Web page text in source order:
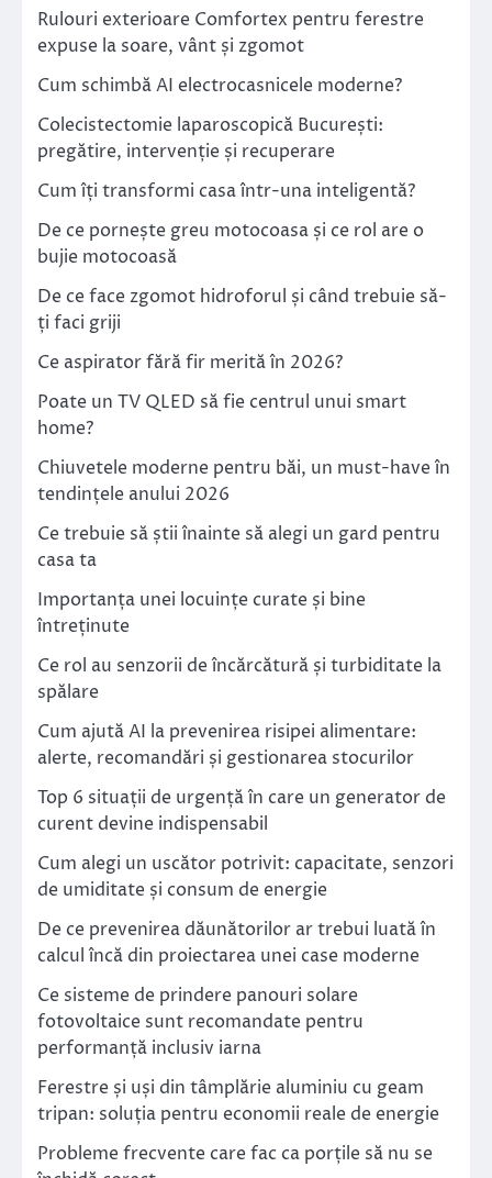
Rulouri exterioare Comfortex pentru ferestre
expuse la soare, vânt și zgomot
Cum schimbă AI electrocasnicele moderne?
Colecistectomie laparoscopică București:
pregătire, intervenție și recuperare
Cum îți transformi casa într-una inteligentă?
De ce pornește greu motocoasa și ce rol are o
bujie motocoasă
De ce face zgomot hidroforul și când trebuie să-
ți faci griji
Ce aspirator fără fir merită în 2026?
Poate un TV QLED să fie centrul unui smart
home?
Chiuvetele moderne pentru băi, un must-have în
tendințele anului 2026
Ce trebuie să știi înainte să alegi un gard pentru
casa ta
Importanța unei locuințe curate și bine
întreținute
Ce rol au senzorii de încărcătură și turbiditate la
spălare
Cum ajută AI la prevenirea risipei alimentare:
alerte, recomandări și gestionarea stocurilor
Top 6 situații de urgență în care un generator de
curent devine indispensabil
Cum alegi un uscător potrivit: capacitate, senzori
de umiditate și consum de energie
De ce prevenirea dăunătorilor ar trebui luată în
calcul încă din proiectarea unei case moderne
Ce sisteme de prindere panouri solare
fotovoltaice sunt recomandate pentru
performanță inclusiv iarna
Ferestre și uși din tâmplărie aluminiu cu geam
tripan: soluția pentru economii reale de energie
Probleme frecvente care fac ca porțile să nu se